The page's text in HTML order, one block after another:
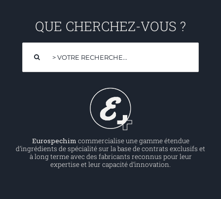
QUE CHERCHEZ-VOUS ?
Eurospechim commercialise une gamme étendue
d’ingrédients de spécialité sur la base de contrats exclusifs et
à long terme avec des fabricants reconnus pour leur
expertise et leur capacité d’innovation.